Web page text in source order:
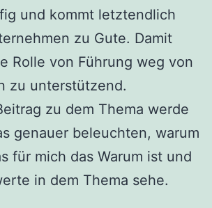
und kommt letztendlich
zu Gute. Damit
Rolle von Führung weg von
zu unterstützend.
zu dem Thema werde
genauer beleuchten, warum
für mich das Warum ist und
in dem Thema sehe.